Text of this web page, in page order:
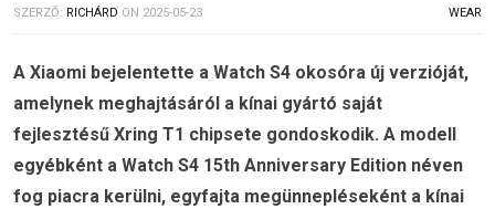
SZERZŐ: RICHÁRD ON 2025-05-23 WEAR
A Xiaomi bejelentette a Watch S4 okosóra új verzióját,
amelynek meghajtásáról a kínai gyártó saját
fejlesztésű Xring T1 chipsete gondoskodik. A modell
egyébként a Watch S4 15th Anniversary Edition néven
fog piacra kerülni, egyfajta megünnepléseként a kínai